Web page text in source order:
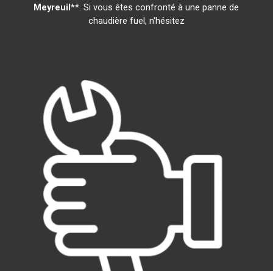
Meyreuil**. Si vous êtes confronté à une panne de
chaudière fuel, n'hésitez